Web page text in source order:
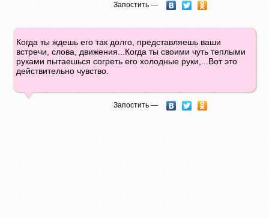
Запостить —
Когда ты ждешь его так долго, представляешь ваши
встречи, слова, движения...Когда ты своими чуть теплыми
руками пытаешься согреть его холодные руки,...Вот это
действительно чувство.
Запостить —